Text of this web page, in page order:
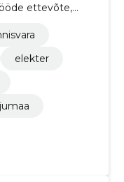
ettevõte,
elekter